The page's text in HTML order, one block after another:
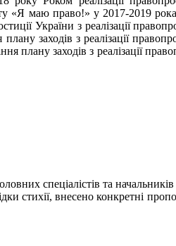
«Я маю право!» у 2017-2019
України з реалізації
заходів з реалізації
плану заходів з реалізації
спеціалістів та
стихії, внесено конкретні